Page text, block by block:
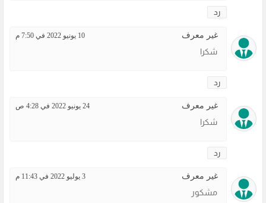
رد
غير معرف 10 يونيو 2022 في 7:50 م
شكرا
رد
غير معرف 24 يونيو 2022 في 4:28 ص
شكرا
رد
غير معرف 3 يوليو 2022 في 11:43 م
مشكور